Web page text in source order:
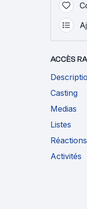
ACCÈS
Casting
Medias
Listes
Réactions
Activités